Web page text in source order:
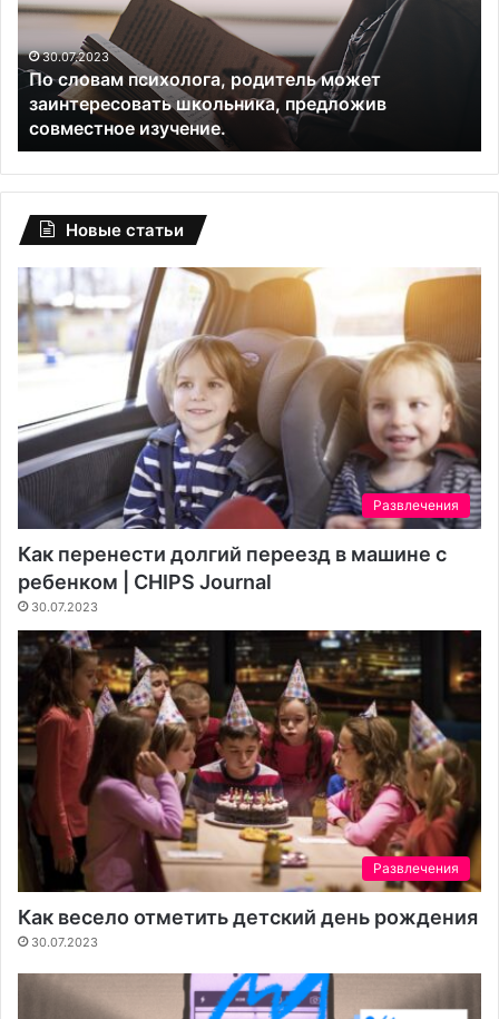
может
заинтересовать
школьника,
предложив
совместное
изучение.
30.07.2023
По словам психолога, родитель может
заинтересовать школьника, предложив
совместное изучение.
Новые статьи
Развлечения
Как перенести долгий переезд в машине с
ребенком | CHIPS Journal
30.07.2023
Развлечения
Как весело отметить детский день рождения
30.07.2023